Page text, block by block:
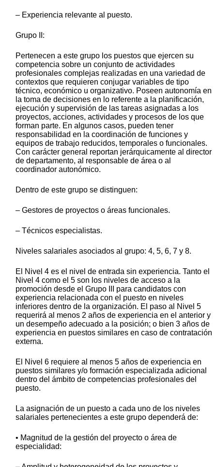
– Experiencia relevante al puesto.
Grupo II:
Pertenecen a este grupo los puestos que ejercen su
competencia sobre un conjunto de actividades
profesionales complejas realizadas en una variedad de
contextos que requieren conjugar variables de tipo
técnico, económico u organizativo. Poseen autonomía en
la toma de decisiones en lo referente a la planificación,
ejecución y supervisión de las tareas asignadas a los
proyectos, acciones, actividades y procesos de los que
forman parte. En algunos casos, pueden tener
responsabilidad en la coordinación de funciones y
equipos de trabajo reducidos, temporales o funcionales.
Con carácter general reportan jerárquicamente al director
de departamento, al responsable de área o al
coordinador autonómico.
Dentro de este grupo se distinguen:
– Gestores de proyectos o áreas funcionales.
– Técnicos especialistas.
Niveles salariales asociados al grupo: 4, 5, 6, 7 y 8.
El Nivel 4 es el nivel de entrada sin experiencia. Tanto el
Nivel 4 como el 5 son los niveles de acceso a la
promoción desde el Grupo III para candidatos con
experiencia relacionada con el puesto en niveles
inferiores dentro de la organización. El paso al Nivel 5
requerirá al menos 2 años de experiencia en el anterior y
un desempeño adecuado a la posición; o bien 3 años de
experiencia en puestos similares en caso de contratación
externa.
El Nivel 6 requiere al menos 5 años de experiencia en
puestos similares y/o formación especializada adicional
dentro del ámbito de competencias profesionales del
puesto.
La asignación de un puesto a cada uno de los niveles
salariales pertenecientes a este grupo dependerá de:
• Magnitud de la gestión del proyecto o área de
especialidad: